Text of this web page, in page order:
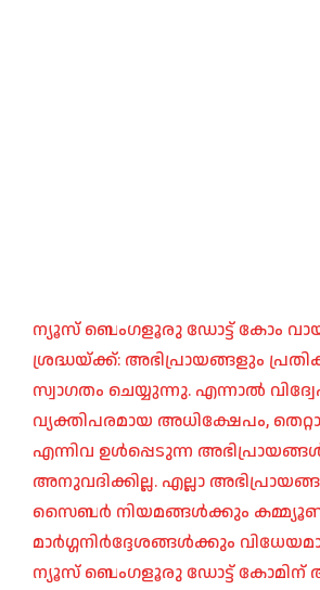
ന്യൂസ് ബെംഗളൂരു ഡോട്ട് കോം
ശ്രദ്ധയ്ക്ക്: അഭിപ്രായങ്ങളും
സ്വാഗതം ചെയ്യുന്നു. എന്നാൽ
വ്യക്തിപരമായ അധിക്ഷേപം,
എന്നിവ ഉൾപ്പെടുന്ന
അനുവദിക്കില്ല. എല്ലാ
സൈബർ നിയമങ്ങൾക്കും
മാർഗ്ഗനിർദ്ദേശങ്ങൾക്കും
ന്യൂസ് ബെംഗളൂരു ഡോട്ട് കോമിന്